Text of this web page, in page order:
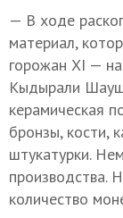
— В ходе
материал,
горожан XI —
Кыдырали
керамическая
бронзы, кости,
штукатурки.
производства.
количество